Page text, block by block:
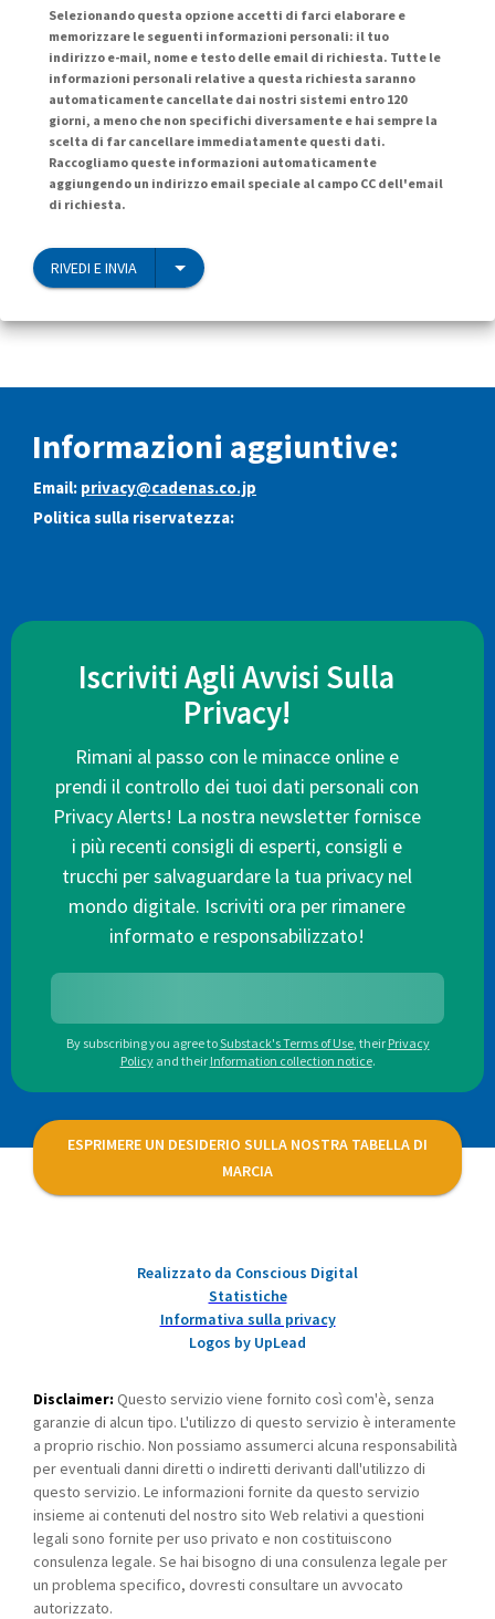
Selezionando questa opzione accetti di farci elaborare e
memorizzare le seguenti informazioni personali: il tuo
indirizzo e-mail, nome e testo delle email di richiesta. Tutte le
informazioni personali relative a questa richiesta saranno
automaticamente cancellate dai nostri sistemi entro 120
giorni, a meno che non specifichi diversamente e hai sempre la
scelta di far cancellare immediatamente questi dati.
Raccogliamo queste informazioni automaticamente
aggiungendo un indirizzo email speciale al campo CC dell'email
di richiesta.
RIVEDI E INVIA
Informazioni aggiuntive:
Email: privacy@cadenas.co.jp
Politica sulla riservatezza:
Iscriviti Agli Avvisi Sulla
Privacy!
Rimani al passo con le minacce online e
prendi il controllo dei tuoi dati personali con
Privacy Alerts! La nostra newsletter fornisce
i più recenti consigli di esperti, consigli e
trucchi per salvaguardare la tua privacy nel
mondo digitale. Iscriviti ora per rimanere
informato e responsabilizzato!
By subscribing you agree toSubstack's Terms of Use, their Privacy
Policy and their Information collection notice.
ESPRIMERE UN DESIDERIO SULLA NOSTRA TABELLA DI
MARCIA
Realizzato da Conscious Digital
Statistiche
Informativa sulla privacy
Logos by UpLead
Disclaimer: Questo servizio viene fornito così com'è, senza
garanzie di alcun tipo. L'utilizzo di questo servizio è interamente
a proprio rischio. Non possiamo assumerci alcuna responsabilità
per eventuali danni diretti o indiretti derivanti dall'utilizzo di
questo servizio. Le informazioni fornite da questo servizio
insieme ai contenuti del nostro sito Web relativi a questioni
legali sono fornite per uso privato e non costituiscono
consulenza legale. Se hai bisogno di una consulenza legale per
un problema specifico, dovresti consultare un avvocato
autorizzato.